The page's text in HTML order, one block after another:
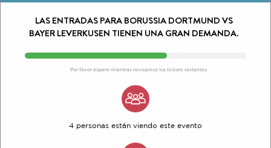
LAS ENTRADAS PARA BORUSSIA DORTMUND VS
BAYER LEVERKUSEN TIENEN UNA GRAN DEMANDA.
Por favor espere mientras revisamos los tickets restantes
4 personas están viendo este evento